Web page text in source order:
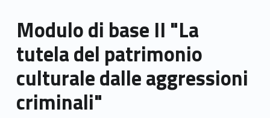
Modulo di base II "La
tutela del patrimonio
culturale dalle aggressioni
criminali"